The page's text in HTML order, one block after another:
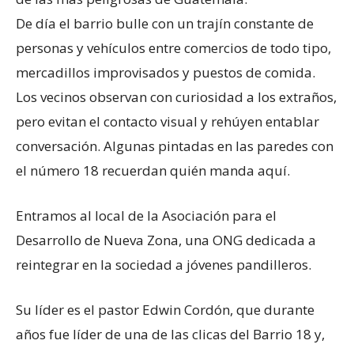
De día el barrio bulle con un trajín constante de
personas y vehículos entre comercios de todo tipo,
mercadillos improvisados y puestos de comida.
Los vecinos observan con curiosidad a los extraños,
pero evitan el contacto visual y rehúyen entablar
conversación. Algunas pintadas en las paredes con
el número 18 recuerdan quién manda aquí.
Entramos al local de la Asociación para el
Desarrollo de Nueva Zona, una ONG dedicada a
reintegrar en la sociedad a jóvenes pandilleros.
Su líder es el pastor Edwin Cordón, que durante
años fue líder de una de las clicas del Barrio 18 y,